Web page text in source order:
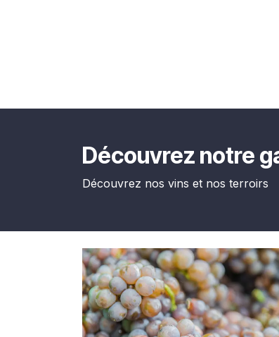
Découvrez notre
Découvrez nos vins et nos terroirs